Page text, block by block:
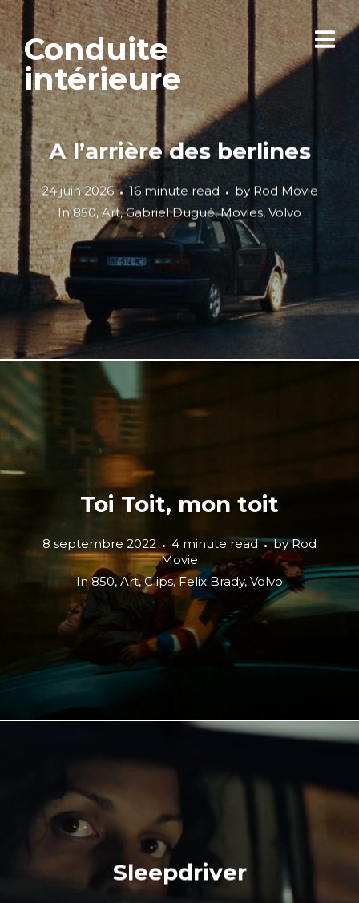
Conduite
intérieure
A l’arrière des berlines
24 juin 2026 16 minute read by Rod Movie
In850,Art,Gabriel Dugué,Movies, Volvo
Toi Toit, mon toit
8 septembre 2022 4 minute read byRod
Movie
In850,Art,Clips,Felix Brady, Volvo
Sleepdriver